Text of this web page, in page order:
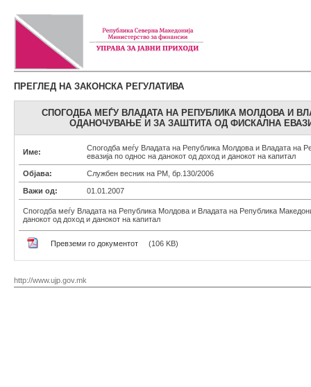
ПРЕГЛЕД НА ЗАКОНСКА РЕГУЛАТИВА
СПОГОДБА МЕЃУ ВЛАДАТА НА РЕПУБЛИКА МОЛДОВА И
ОДАНОЧУВАЊЕ И ЗА ЗАШТИТА ОД ФИСКАЛНА
Име:
Спогодба меѓу Владата на Република Молдова и Владата на
евазија по однос на данокот од доход и данокот на капитал
Објава: Службен весник на РМ, бр.130/2006
Важи од: 01.01.2007
Спогодба меѓу Владата на Република Молдова и Владата на Република
данокот од доход и данокот на капитал
Превземи го документот (106 KB)
http://www.ujp.gov.mk